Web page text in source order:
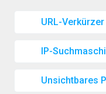
URL-Verkürzer
IP-
Unsichtbares